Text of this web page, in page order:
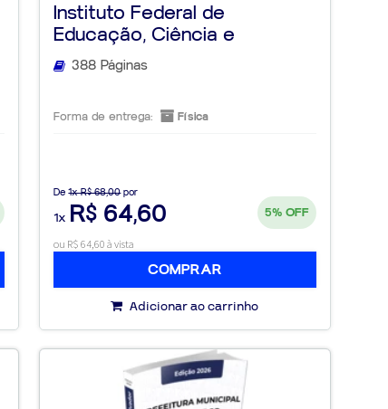
Instituto Federal de
Educação, Ciência e
Tecnologia ...
388 Páginas
Forma de entrega: Física
De 1x R$ 68,00por
1x R$ 64,60 5% OFF
ou R$ 64,60 à vista
COMPRAR
Adicionar ao carrinho